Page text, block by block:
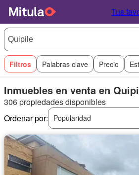
Tus
Filtros Palabras clave Precio
Inmuebles en venta en
306 propiedades disponibles
Ordenar por:
Popularidad